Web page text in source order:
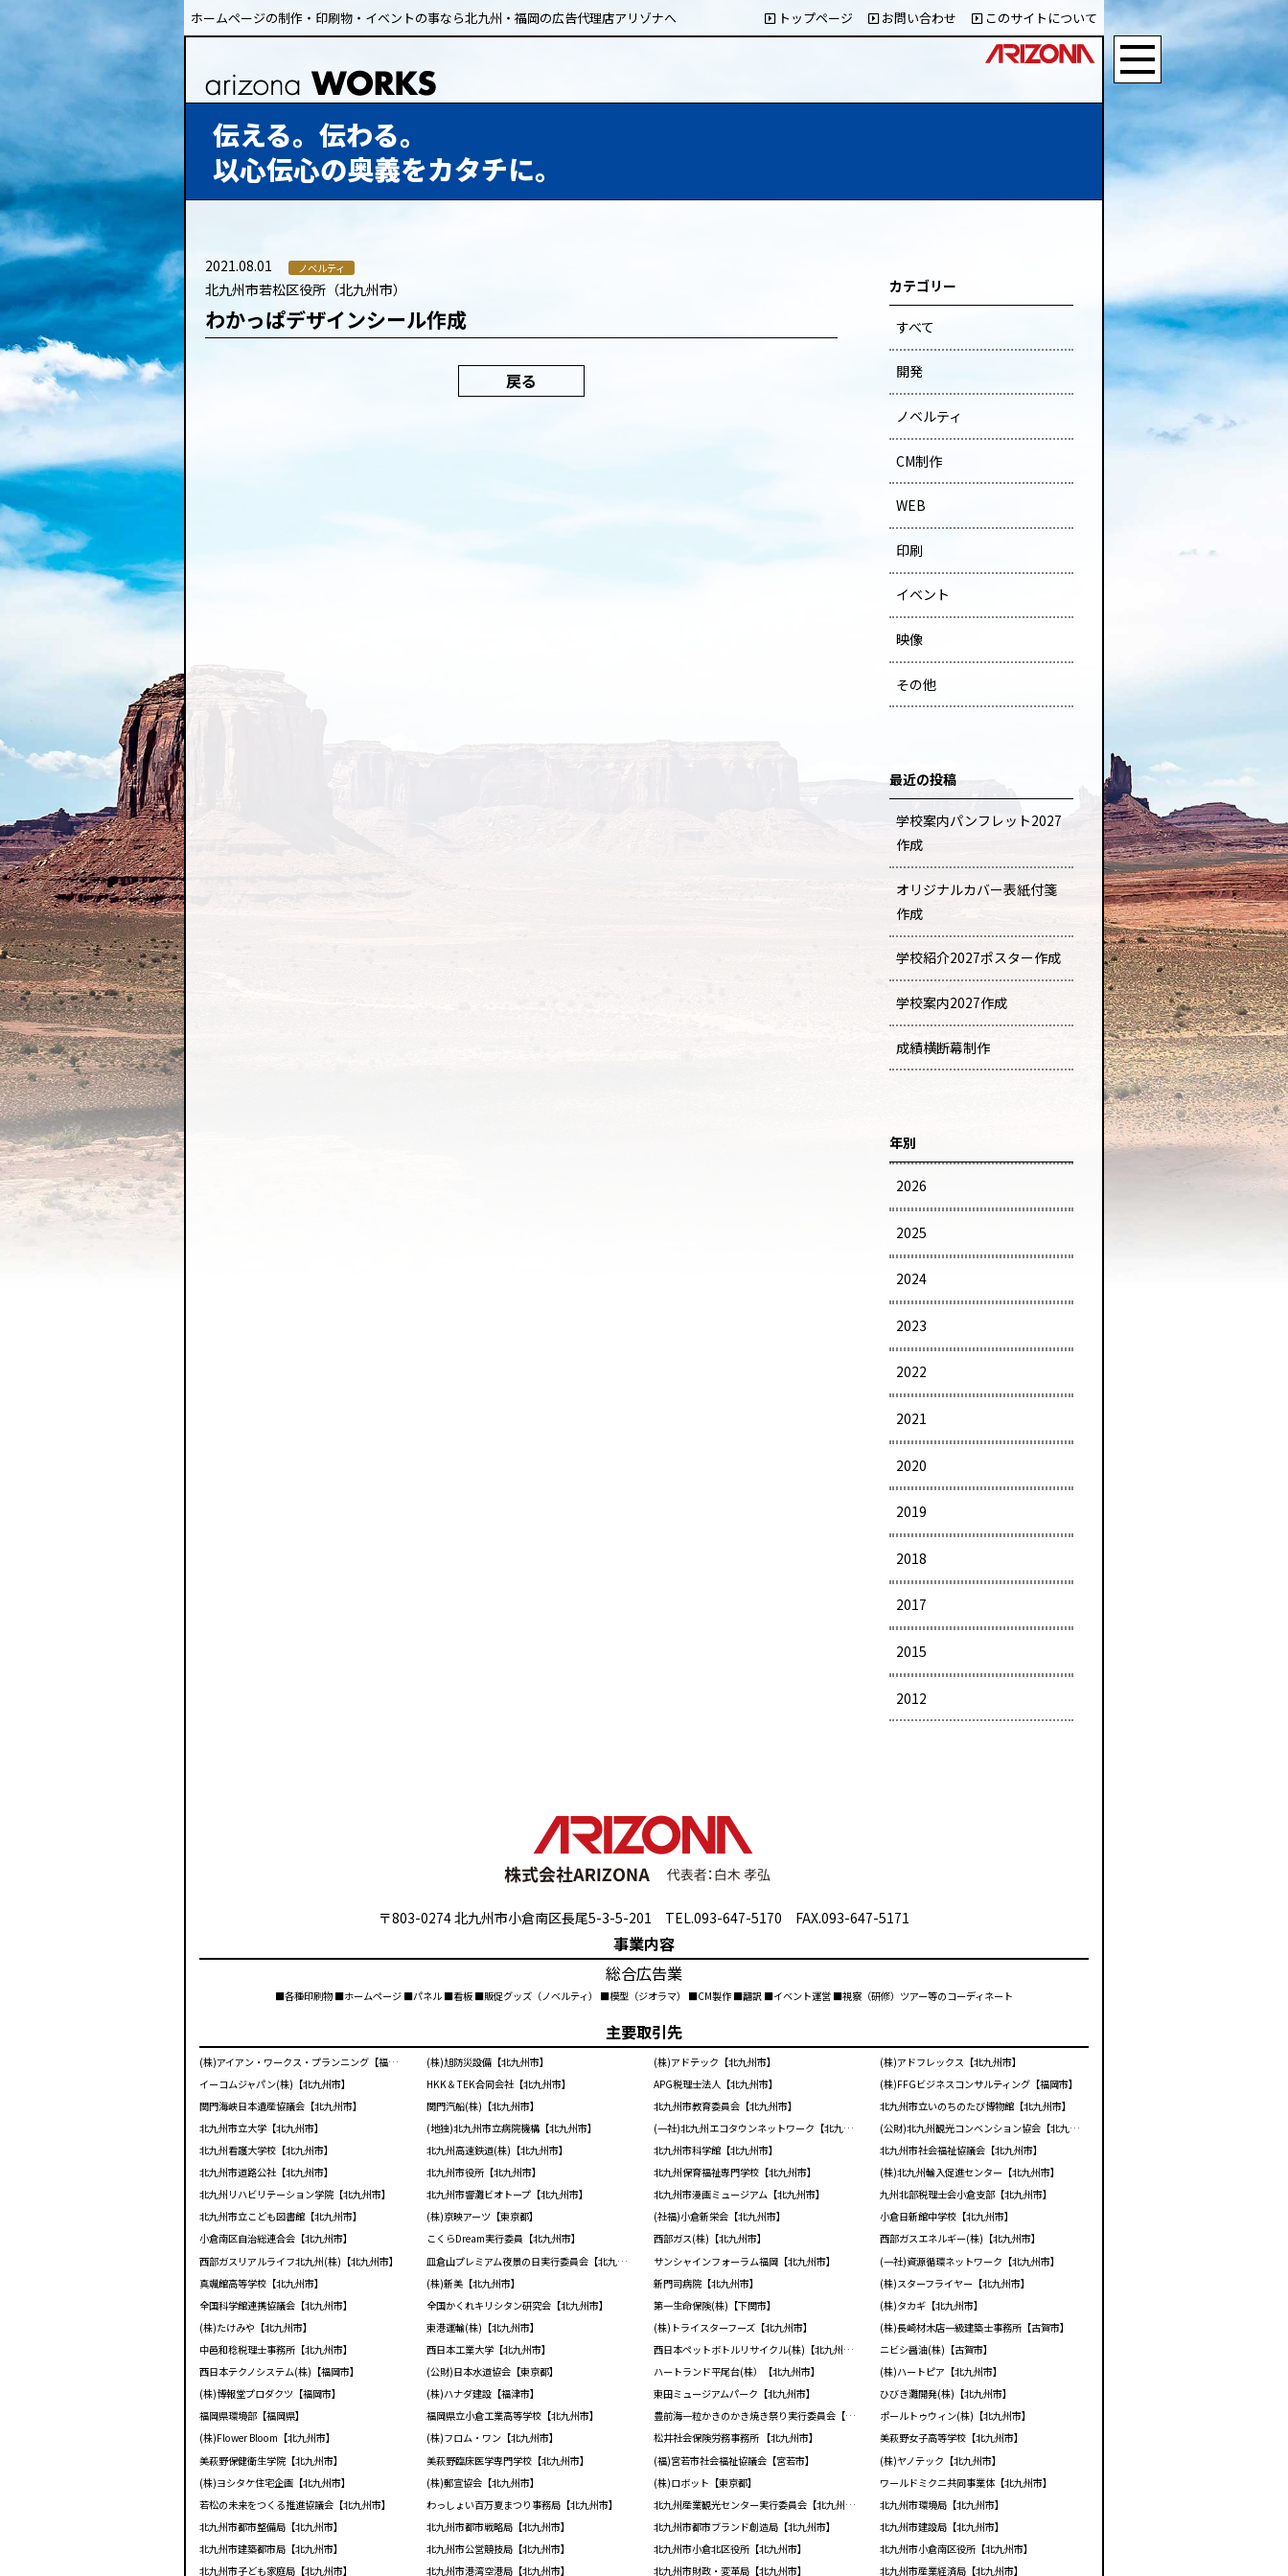
ホームページの制作・印刷物・イベントの事なら北九州・福岡の広告代理店アリゾナへ トップページ お問い合わせ このサイトについて
伝える。伝わる。
以心伝心の奥義をカタチに。
2021.08.01 ノベルティ
北九州市若松区役所（北九州市）
わかっぱデザインシール作成
戻る
カテゴリー
すべて
開発
ノベルティ
CM制作
WEB
印刷
イベント
映像
その他
最近の投稿
学校案内パンフレット2027
作成
オリジナルカバー表紙付箋
作成
学校紹介2027ポスター作成
学校案内2027作成
成績横断幕制作
年別
2026
2025
2024
2023
2022
2021
2020
2019
2018
2017
2015
2012
〒803-0274 北九州市小倉南区長尾5-3-5-201 TEL.093-647-5170 FAX.093-647-5171
事業内容
総合広告業
■各種印刷物 ■ホームページ ■パネル ■看板 ■販促グッズ（ノベルティ） ■模型（ジオラマ） ■CM製作 ■翻訳 ■イベント運営 ■視察（研修）ツアー等のコーディネート
主要取引先
(株)アイアン・ワークス・プランニング【福岡市】 (株)旭防災設備【北九州市】 (株)アドテック【北九州市】
(株)アドフレックス【北九州市】
イーコムジャパン(株)【北九州市】
HKK＆TEK合同会社【北九州市】 APG税理士法人【北九州市】
(株)FFGビジネスコンサルティング【福岡市】
関門海峡日本遺産協議会【北九州市】
関門汽船(株)【北九州市】 北九州市教育委員会【北九州市】
北九州市立いのちのたび博物館【北九州市】
北九州市立大学【北九州市】
(地独)北九州市立病院機構【北九州市】 (一社)北九州エコタウンネットワーク【北九州市】
(公財)北九州観光コンベンション協会【北九州市】
北九州看護大学校【北九州市】
北九州高速鉄道(株)【北九州市】 北九州市科学館【北九州市】
北九州市社会福祉協議会【北九州市】
北九州市道路公社【北九州市】
北九州市役所【北九州市】 北九州保育福祉専門学校【北九州市】
(株)北九州輸入促進センター【北九州市】
北九州リハビリテーション学院【北九州市】
北九州市響灘ビオトープ【北九州市】 北九州市漫画ミュージアム【北九州市】
九州北部税理士会小倉支部【北九州市】
北九州市立こども図書館【北九州市】
(株)京映アーツ【東京都】 (社福)小倉新栄会【北九州市】
小倉日新館中学校【北九州市】
小倉南区自治総連合会【北九州市】
こくらDream実行委員【北九州市】 西部ガス(株)【北九州市】
西部ガスエネルギー(株)【北九州市】
西部ガスリアルライフ北九州(株)【北九州市】
皿倉山プレミアム夜景の日実行委員会【北九州市】 サンシャインフォーラム福岡【北九州市】
(一社)資源循環ネットワーク【北九州市】
真颯館高等学校【北九州市】
(株)新美【北九州市】 新門司病院【北九州市】
(株)スターフライヤー【北九州市】
全国科学館連携協議会【北九州市】
全国かくれキリシタン研究会【北九州市】 第一生命保険(株)【下関市】
(株)タカギ【北九州市】
(株)たけみや【北九州市】
東港運輸(株)【北九州市】 (株)トライスターフーズ【北九州市】
(株)長崎材木店一級建築士事務所【古賀市】
中邑和稔税理士事務所【北九州市】
西日本工業大学【北九州市】 西日本ペットボトルリサイクル(株)【北九州市】
ニビシ醤油(株)【古賀市】
西日本テクノシステム(株)【福岡市】
(公財)日本水道協会【東京都】 ハートランド平尾台(株）【北九州市】
(株)ハートピア【北九州市】
(株)博報堂プロダクツ【福岡市】
(株)ハナダ建設【福津市】 東田ミュージアムパーク【北九州市】
ひびき灘開発(株)【北九州市】
福岡県環境部【福岡県】
福岡県立小倉工業高等学校【北九州市】 豊前海一粒かきのかき焼き祭り実行委員会【北九州市】
ポールトゥウィン(株)【北九州市】
(株)Flower Bloom【北九州市】
(株)フロム・ワン【北九州市】 松井社会保険労務事務所 【北九州市】
美萩野女子高等学校【北九州市】
美萩野保健衛生学院【北九州市】
美萩野臨床医学専門学校【北九州市】 (福)宮若市社会福祉協議会【宮若市】
(株)ヤノテック【北九州市】
(株)ヨシタケ住宅企画【北九州市】
(株)郵宣協会【北九州市】 (株)ロボット【東京都】
ワールドミクニ共同事業体【北九州市】
若松の未来をつくる推進協議会【北九州市】
わっしょい百万夏まつり事務局【北九州市】 北九州産業観光センター実行委員会【北九州市】
北九州市環境局【北九州市】
北九州市都市整備局【北九州市】
北九州市都市戦略局【北九州市】 北九州市都市ブランド創造局【北九州市】
北九州市建設局【北九州市】
北九州市建築都市局【北九州市】
北九州市公営競技局【北九州市】 北九州市小倉北区役所【北九州市】
北九州市小倉南区役所【北九州市】
北九州市子ども家庭局【北九州市】
北九州市港湾空港局【北九州市】 北九州市財政・変革局【北九州市】 北九州市産業経済局【北九州市】